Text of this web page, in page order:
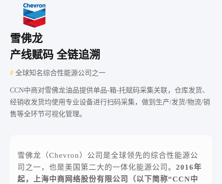
雪佛龙
产线赋码 全链追溯
# 全球知名综合性能源公司之一
CCN中商对雪佛龙油品提供单品-箱-托赋码采集关联，仓库发货、
经销收发货均使用专业设备进行扫码采集，做到生产/发货/物流/销
售等全环节可视化管理。
雪佛龙（Chevron）公司是全球领先的综合性能源公
司之一，也是美国第二大的一体化能源公司。 2016年
起，上海中商网络股份有限公司（以下简称“CCN中